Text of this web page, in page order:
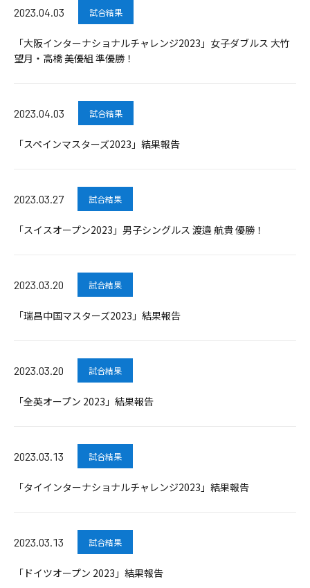
2023.04.03 試合結果
「大阪インターナショナルチャレンジ2023」女子ダブルス 大竹
望月・高橋 美優組 準優勝！
2023.04.03 試合結果
「スペインマスターズ2023」結果報告
2023.03.27 試合結果
「スイスオープン2023」男子シングルス 渡邉 航貴 優勝！
2023.03.20 試合結果
「瑞昌中国マスターズ2023」結果報告
2023.03.20 試合結果
「全英オープン 2023」結果報告
2023.03.13 試合結果
「タイインターナショナルチャレンジ2023」結果報告
2023.03.13 試合結果
「ドイツオープン 2023」結果報告